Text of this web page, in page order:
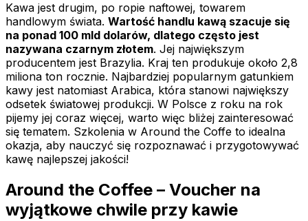
Kawa jest drugim, po ropie naftowej, towarem
handlowym świata. Wartość handlu kawą szacuje się
na ponad 100 mld dolarów, dlatego często jest
nazywana czarnym złotem. Jej największym
producentem jest Brazylia. Kraj ten produkuje około 2,8
miliona ton rocznie. Najbardziej popularnym gatunkiem
kawy jest natomiast Arabica, która stanowi największy
odsetek światowej produkcji. W Polsce z roku na rok
pijemy jej coraz więcej, warto więc bliżej zainteresować
się tematem. Szkolenia w Around the Coffe to idealna
okazja, aby nauczyć się rozpoznawać i przygotowywać
kawę najlepszej jakości!
Around the Coffee – Voucher na
wyjątkowe chwile przy kawie